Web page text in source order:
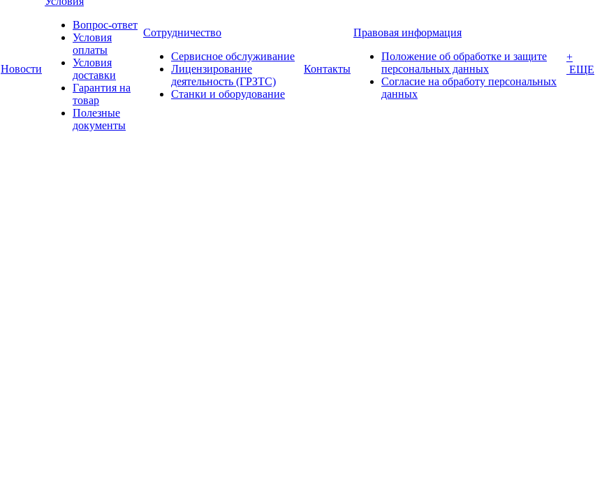
Новости
Вопрос-ответ
Условия
оплаты
Условия
доставки
Гарантия на
товар
Полезные
документы
Сотрудничество
Сервисное обслуживание
Лицензирование
деятельность (ГРЗТС)
Станки и оборудование
Контакты
Правовая информация
Положение об обработке и защите
персональных данных
Согласие на обработу персональных
данных
+
ЕЩЕ